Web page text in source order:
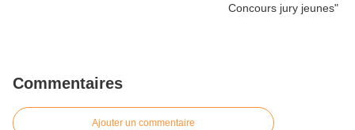
Commentaires
Ajouter un commentaire